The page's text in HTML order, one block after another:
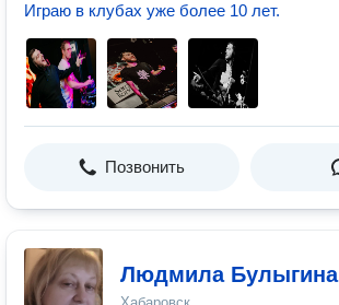
Играю в клубах уже более 10 лет.
Позвонить
Людмила Булыгина